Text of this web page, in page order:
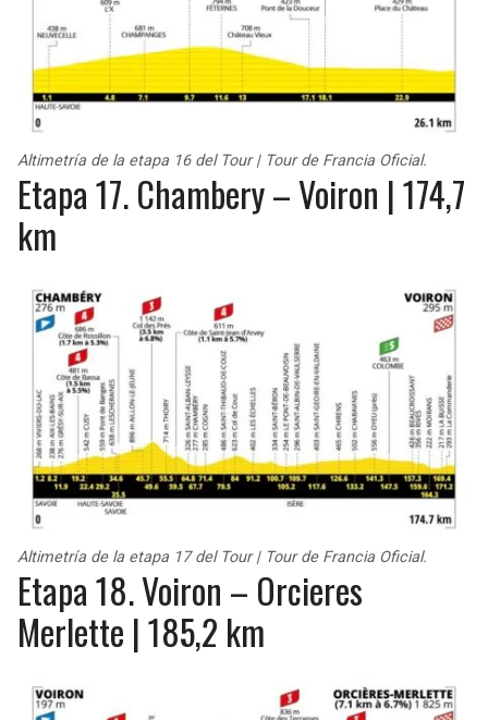
Altimetría de la etapa 16 del Tour | Tour de Francia Oficial.
Etapa 17. Chambery – Voiron | 174,7
km
Altimetría de la etapa 17 del Tour | Tour de Francia Oficial.
Etapa 18. Voiron – Orcieres
Merlette | 185,2 km